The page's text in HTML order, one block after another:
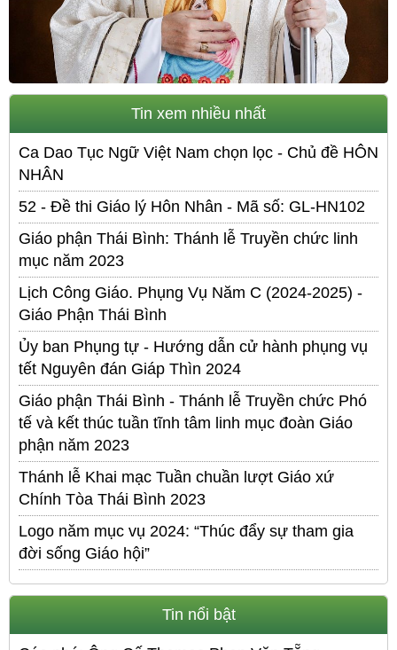
Tin xem nhiều nhất
Ca Dao Tục Ngữ Việt Nam chọn lọc - Chủ đề HÔN
NHÂN
52 - Đề thi Giáo lý Hôn Nhân - Mã số: GL-HN102
Giáo phận Thái Bình: Thánh lễ Truyền chức linh
mục năm 2023
Lịch Công Giáo. Phụng Vụ Năm C (2024-2025) -
Giáo Phận Thái Bình
Ủy ban Phụng tự - Hướng dẫn cử hành phụng vụ
tết Nguyên đán Giáp Thìn 2024
Giáo phận Thái Bình - Thánh lễ Truyền chức Phó
tế và kết thúc tuần tĩnh tâm linh mục đoàn Giáo
phận năm 2023
Thánh lễ Khai mạc Tuần chuần lượt Giáo xứ
Chính Tòa Thái Bình 2023
Logo năm mục vụ 2024: “Thúc đẩy sự tham gia
đời sống Giáo hội”
Tin nổi bật